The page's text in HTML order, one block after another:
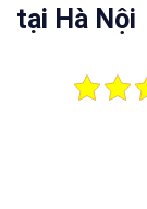
tại Hà Nội